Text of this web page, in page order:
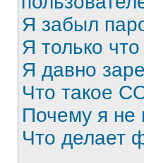
Я забыл
Я только
Я давно
Что такое
Почему я не
Что делает